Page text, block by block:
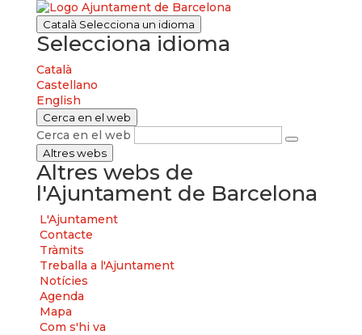
Català Selecciona un idioma
Selecciona idioma
Català
Castellano
English
Cerca en el web
Cerca en el web
Altres webs
Altres webs de
l'Ajuntament de Barcelona
L'Ajuntament
Contacte
Tràmits
Treballa a l'Ajuntament
Notícies
Agenda
Mapa
Com s'hi va